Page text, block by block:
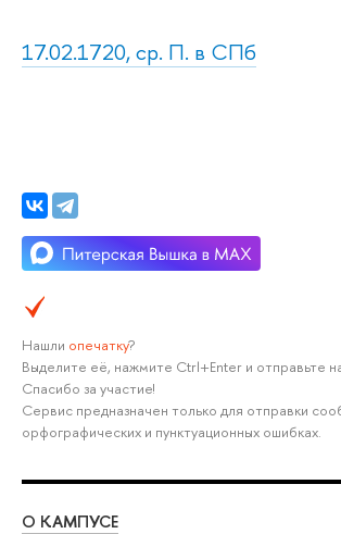
17.02.1720, ср. П. в СПб
Нашли опечатку?
Выделите её, нажмите Ctrl+Enter и отправьте
Спасибо за участие!
Сервис предназначен только для отправки
орфографических и пунктуационных ошибках.
О КАМПУСЕ